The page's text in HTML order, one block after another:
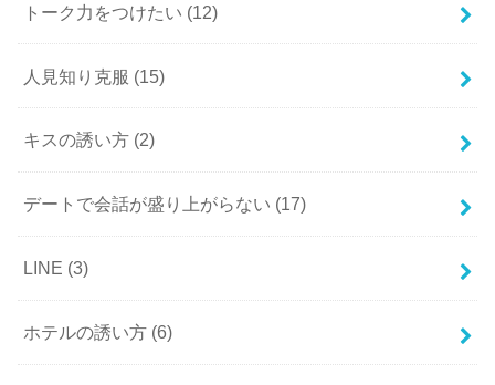
トーク力をつけたい (12)
人見知り克服 (15)
キスの誘い方 (2)
デートで会話が盛り上がらない (17)
LINE (3)
ホテルの誘い方 (6)